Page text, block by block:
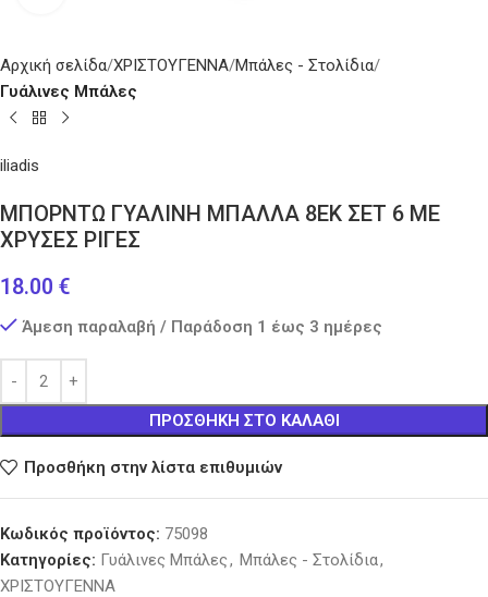
Αρχική σελίδα ΧΡΙΣΤΟΥΓΕΝΝΑ Μπάλες - Στολίδια
Γυάλινες Μπάλες
iliadis
ΜΠΟΡΝΤΩ ΓΥΑΛΙΝΗ ΜΠΑΛΛΑ 8ΕΚ ΣΕΤ 6 ΜΕ
ΧΡΥΣΕΣ ΡΙΓΕΣ
18.00 €
Άμεση παραλαβή / Παράδοση 1 έως 3 ημέρες
ΠΡΟΣΘΉΚΗ ΣΤΟ ΚΑΛΆΘΙ
Προσθήκη στην λίστα επιθυμιών
Κωδικός προϊόντος: 75098
Κατηγορίες: Γυάλινες Μπάλες, Μπάλες - Στολίδια,
ΧΡΙΣΤΟΥΓΕΝΝΑ